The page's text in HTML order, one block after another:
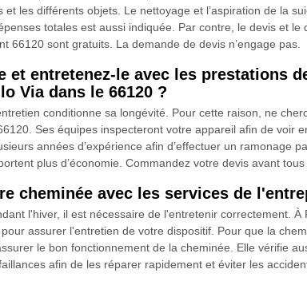
les différents objets. Le nettoyage et l’aspiration de la
totales est aussi indiquée. Par contre, le devis et
66120 sont gratuits. La demande de devis n’engage pas.
et entretenez-le avec les prestations
Via dans le 66120 ?
conditionne sa longévité. Pour cette raison, ne
Ses équipes inspecteront votre appareil afin de voir
années d’expérience afin d’effectuer un ramonage
plus d’économie. Commandez votre devis avant
cheminée avec les services de
l'hiver, il est nécessaire de l'entretenir correctement.
assurer l'entretien de votre dispositif. Pour que la
le bon fonctionnement de la cheminée. Elle vérifie
afin de les réparer rapidement et éviter les